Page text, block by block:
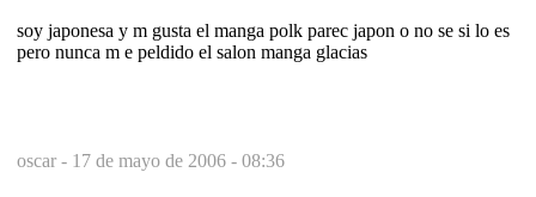
soy japonesa y m gusta el manga polk parec japon o no se si lo es
pero nunca m e peldido el salon manga glacias
oscar - 17 de mayo de 2006 - 08:36